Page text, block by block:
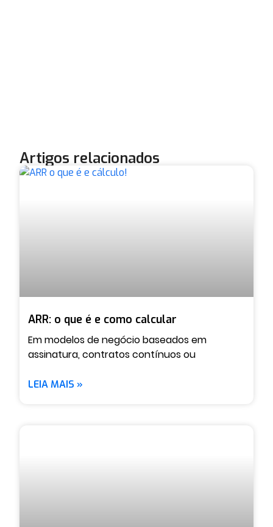
Artigos relacionados
ARR: o que é e como calcular
Em modelos de negócio baseados em
assinatura, contratos contínuos ou
LEIA MAIS »